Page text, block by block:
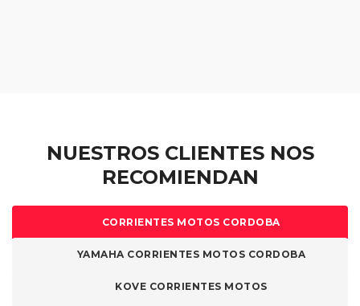
producto
NUESTROS CLIENTES NOS
RECOMIENDAN
CORRIENTES MOTOS CORDOBA
YAMAHA CORRIENTES MOTOS CORDOBA
KOVE CORRIENTES MOTOS